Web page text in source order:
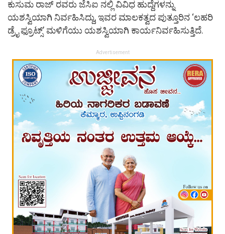
ಕುಸುಮ ರಾಜ್ ರವರು ಜೆಸಿಐ ನಲ್ಲಿ ವಿವಿಧ ಹುದ್ದೆಗಳನ್ನು
ಯಶಸ್ವಿಯಾಗಿ ನಿರ್ವಹಿಸಿದ್ದು, ಇವರ ಮಾಲಕತ್ವದ ಪುತ್ತೂರಿನ ‘ಲಹರಿ
ಡ್ರೈ ಫ್ರೂಟ್ಸ್’ ಮಳಿಗೆಯು ಯಶಸ್ವಿಯಾಗಿ ಕಾರ್ಯನಿರ್ವಹಿಸುತ್ತಿದೆ.
Advertisement